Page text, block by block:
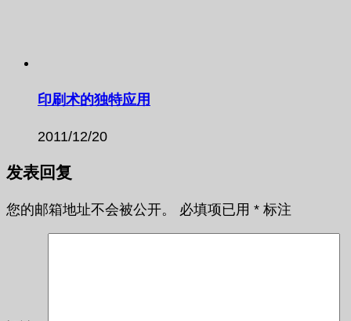
印刷术的独特应用
2011/12/20
发表回复
您的邮箱地址不会被公开。 必填项已用 * 标注